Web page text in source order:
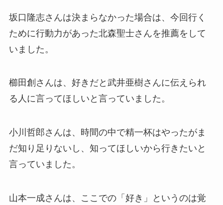
坂口隆志さんは決まらなかった場合は、今回行く
ために行動力があった北森聖士さんを推薦をして
いました。
櫛田創さんは、好きだと武井亜樹さんに伝えられ
る人に言ってほしいと言っていました。
小川哲郎さんは、時間の中で精一杯はやったがま
だ知り足りないし、知ってほしいから行きたいと
言っていました。
山本一成さんは、ここでの「好き」というのは覚